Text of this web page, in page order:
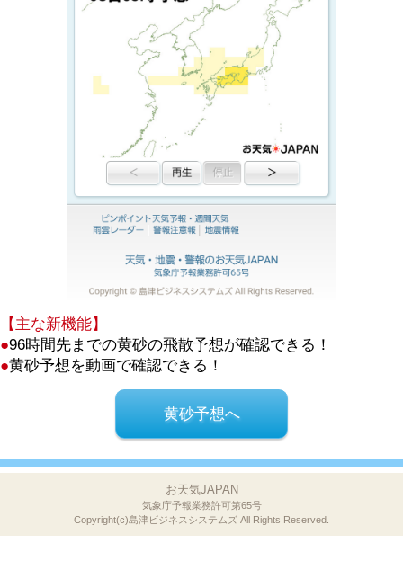
【主な新機能】
●96時間先までの黄砂の飛散予想が確認できる！
●黄砂予想を動画で確認できる！
黄砂予想へ
お天気JAPAN
気象庁予報業務許可第65号
Copyright(c)島津ビジネスシステムズ All Rights Reserved.